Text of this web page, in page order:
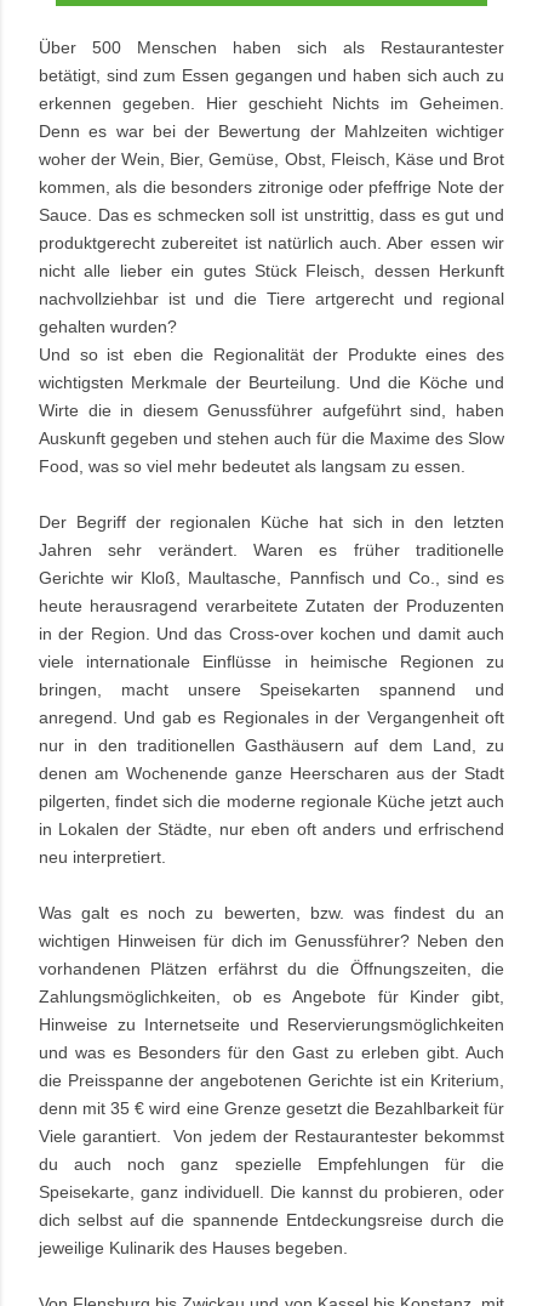
Über 500 Menschen haben sich als Restaurantester
betätigt, sind zum Essen gegangen und haben sich auch zu
erkennen gegeben. Hier geschieht Nichts im Geheimen.
Denn es war bei der Bewertung der Mahlzeiten wichtiger
woher der Wein, Bier, Gemüse, Obst, Fleisch, Käse und Brot
kommen, als die besonders zitronige oder pfeffrige Note der
Sauce. Das es schmecken soll ist unstrittig, dass es gut und
produktgerecht zubereitet ist natürlich auch. Aber essen wir
nicht alle lieber ein gutes Stück Fleisch, dessen Herkunft
nachvollziehbar ist und die Tiere artgerecht und regional
gehalten wurden?
Und so ist eben die Regionalität der Produkte eines des
wichtigsten Merkmale der Beurteilung. Und die Köche und
Wirte die in diesem Genussführer aufgeführt sind, haben
Auskunft gegeben und stehen auch für die Maxime des Slow
Food, was so viel mehr bedeutet als langsam zu essen.
Der Begriff der regionalen Küche hat sich in den letzten
Jahren sehr verändert. Waren es früher traditionelle
Gerichte wir Kloß, Maultasche, Pannfisch und Co., sind es
heute herausragend verarbeitete Zutaten der Produzenten
in der Region. Und das Cross-over kochen und damit auch
viele internationale Einflüsse in heimische Regionen zu
bringen, macht unsere Speisekarten spannend und
anregend. Und gab es Regionales in der Vergangenheit oft
nur in den traditionellen Gasthäusern auf dem Land, zu
denen am Wochenende ganze Heerscharen aus der Stadt
pilgerten, findet sich die moderne regionale Küche jetzt auch
in Lokalen der Städte, nur eben oft anders und erfrischend
neu interpretiert.
Was galt es noch zu bewerten, bzw. was findest du an
wichtigen Hinweisen für dich im Genussführer? Neben den
vorhandenen Plätzen erfährst du die Öffnungszeiten, die
Zahlungsmöglichkeiten, ob es Angebote für Kinder gibt,
Hinweise zu Internetseite und Reservierungsmöglichkeiten
und was es Besonders für den Gast zu erleben gibt. Auch
die Preisspanne der angebotenen Gerichte ist ein Kriterium,
denn mit 35 € wird eine Grenze gesetzt die Bezahlbarkeit für
Viele garantiert. Von jedem der Restaurantester bekommst
du auch noch ganz spezielle Empfehlungen für die
Speisekarte, ganz individuell. Die kannst du probieren, oder
dich selbst auf die spannende Entdeckungsreise durch die
jeweilige Kulinarik des Hauses begeben.